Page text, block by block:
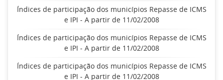
Índices de participação dos municípios Repasse de ICMS
e IPI - A partir de 11/02/2008
Índices de participação dos municípios Repasse de ICMS
e IPI - A partir de 11/02/2008
Índices de participação dos municípios Repasse de ICMS
e IPI - A partir de 11/02/2008